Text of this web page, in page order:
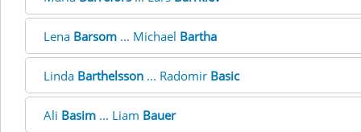
Lena Barsom ... Michael Bartha
Linda Barthelsson ... Radomir Basic
Ali Basim ... Liam Bauer